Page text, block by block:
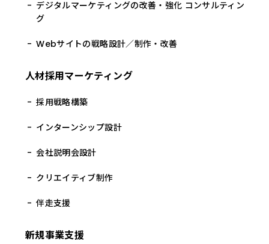
デジタルマーケティングの改善・強化 コンサルティン
グ
Webサイトの戦略設計／制作・改善
人材採用マーケティング
採用戦略構築
インターンシップ設計
会社説明会設計
クリエイティブ制作
伴走支援
新規事業支援